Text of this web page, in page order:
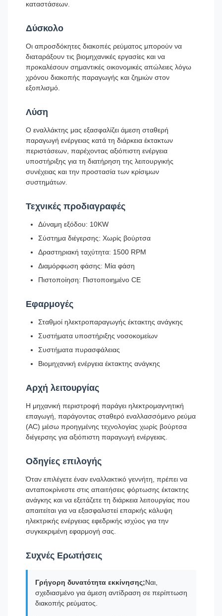
καταστάσεων.
Δύσκολο
Οι απροσδόκητες διακοπές ρεύματος μπορούν να
διαταράξουν τις βιομηχανικές εργασίες και να
προκαλέσουν σημαντικές οικονομικές απώλειες λόγω
χρόνου διακοπής παραγωγής και ζημιών στον
εξοπλισμό.
Λύση
Ο εναλλάκτης μας εξασφαλίζει άμεση σταθερή
παραγωγή ενέργειας κατά τη διάρκεια έκτακτων
περιστάσεων, παρέχοντας αξιόπιστη ενέργεια
υποστήριξης για τη διατήρηση της λειτουργικής
συνέχειας και την προστασία των κρίσιμων
συστημάτων.
Τεχνικές προδιαγραφές
Δύναμη εξόδου: 10KW
Σύστημα διέγερσης: Χωρίς βούρτσα
Δραστηριακή ταχύτητα: 1500 RPM
Διαμόρφωση φάσης: Μία φάση
Πιστοποίηση: Πιστοποιημένο CE
Εφαρμογές
Σταθμοί ηλεκτροπαραγωγής έκτακτης ανάγκης
Συστήματα υποστήριξης νοσοκομείων
Συστήματα πυρασφάλειας
Βιομηχανική ενέργεια έκτακτης ανάγκης
Αρχή λειτουργίας
Η μηχανική περιστροφή παράγει ηλεκτρομαγνητική
επαγωγή, παράγοντας σταθερό εναλλασσόμενο ρεύμα
(AC) μέσω προηγμένης τεχνολογίας χωρίς βούρτσα
διέγερσης για αξιόπιστη παραγωγή ενέργειας.
Οδηγίες επιλογής
Όταν επιλέγετε έναν εναλλακτικό γεννήτη, πρέπει να
ανταποκρίνεστε στις απαιτήσεις φόρτωσης έκτακτης
ανάγκης και να εξετάζετε τη διάρκεια λειτουργίας που
απαιτείται για να εξασφαλιστεί επαρκής κάλυψη
ηλεκτρικής ενέργειας εφεδρικής ισχύος για την
συγκεκριμένη εφαρμογή σας.
Συχνές Ερωτήσεις
Γρήγορη δυνατότητα εκκίνησης;Ναι,
σχεδιασμένο για άμεση αντίδραση σε περίπτωση
διακοπής ρεύματος.